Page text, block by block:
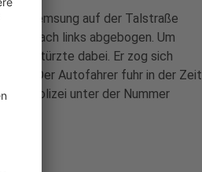
auf der Talstraße
ihm nach links abgebogen. Um
und stürzte dabei. Er zog sich
Der Autofahrer fuhr in der Zeit
der Polizei unter der Nummer